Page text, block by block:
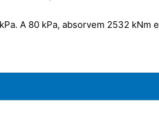
A 80 kPa, absorvem 2532 kNm e